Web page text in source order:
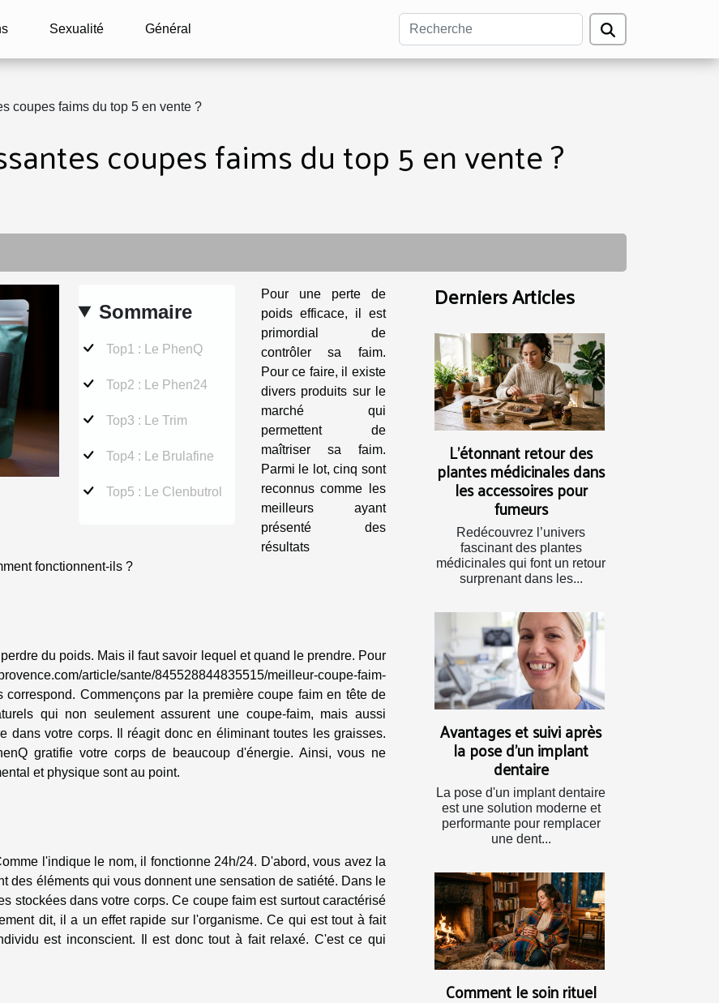
Sexualité Général
coupes faims du top 5 en vente ?
coupes faims du top 5 en vente ?
Sommaire
Top1 : Le PhenQ
Top2 : Le Phen24
Top3 : Le Trim
Top4 : Le Brulafine
Top5 : Le Clenbutrol
Pour une perte de
poids efficace, il est
primordial de
contrôler sa faim.
Pour ce faire, il existe
divers produits sur le
marché qui
permettent de
maîtriser sa faim.
Parmi le lot, cinq sont
reconnus comme les
meilleurs ayant
présenté des
résultats
fonctionnent-ils ?
du poids. Mais il faut savoir lequel et quand le prendre. Pour
article/sante/845528844835515/meilleur-coupe-faim-
correspond. Commençons par la première coupe faim en tête de
qui non seulement assurent une coupe-faim, mais aussi
dans votre corps. Il réagit donc en éliminant toutes les graisses.
gratifie votre corps de beaucoup d'énergie. Ainsi, vous ne
et physique sont au point.
l'indique le nom, il fonctionne 24h/24. D'abord, vous avez la
des éléments qui vous donnent une sensation de satiété. Dans le
stockées dans votre corps. Ce coupe faim est surtout caractérisé
dit, il a un effet rapide sur l'organisme. Ce qui est tout à fait
est inconscient. Il est donc tout à fait relaxé. C'est ce qui
Derniers Articles
L’étonnant retour des
plantes médicinales dans
les accessoires pour
fumeurs
Redécouvrez l’univers
fascinant des plantes
médicinales qui font un retour
surprenant dans les...
Avantages et suivi après
la pose d'un implant
dentaire
La pose d'un implant dentaire
est une solution moderne et
performante pour remplacer
une dent...
Comment le soin rituel